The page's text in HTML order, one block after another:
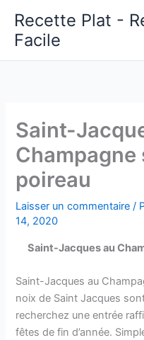
contenu
Recette Plat -
Facile
Saint-
Champagne
poireau
Laisser un commentaire /
14, 2020
Saint-Jacques au
Saint-Jacques au
noix de Saint Jacques
recherchez une entrée
fêtes de fin d’année.